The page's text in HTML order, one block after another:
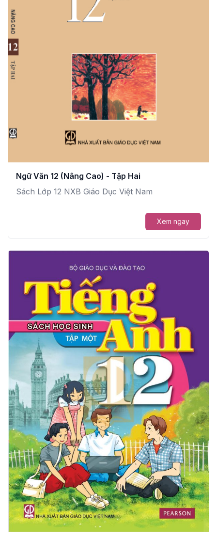
Ngữ Văn 12 (Nâng Cao) - Tập Hai
Sách Lớp 12 NXB Giáo Dục Việt Nam
Xem ngay